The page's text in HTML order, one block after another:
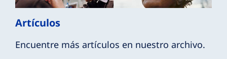
Artículos
Encuentre más artículos en nuestro archivo.